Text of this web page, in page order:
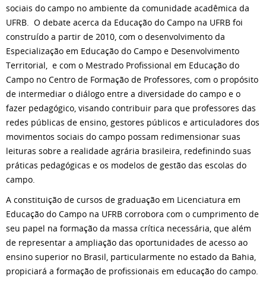
sociais do campo no ambiente da comunidade acadêmica da
UFRB. O debate acerca da Educação do Campo na UFRB foi
construído a partir de 2010, com o desenvolvimento da
Especialização em Educação do Campo e Desenvolvimento
Territorial, e com o Mestrado Profissional em Educação do
Campo no Centro de Formação de Professores, com o propósito
de intermediar o diálogo entre a diversidade do campo e o
fazer pedagógico, visando contribuir para que professores das
redes públicas de ensino, gestores públicos e articuladores dos
movimentos sociais do campo possam redimensionar suas
leituras sobre a realidade agrária brasileira, redefinindo suas
práticas pedagógicas e os modelos de gestão das escolas do
campo.
A constituição de cursos de graduação em Licenciatura em
Educação do Campo na UFRB corrobora com o cumprimento de
seu papel na formação da massa crítica necessária, que além
de representar a ampliação das oportunidades de acesso ao
ensino superior no Brasil, particularmente no estado da Bahia,
propiciará a formação de profissionais em educação do campo.